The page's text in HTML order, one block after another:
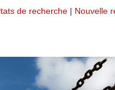
de recherche | Nouvelle